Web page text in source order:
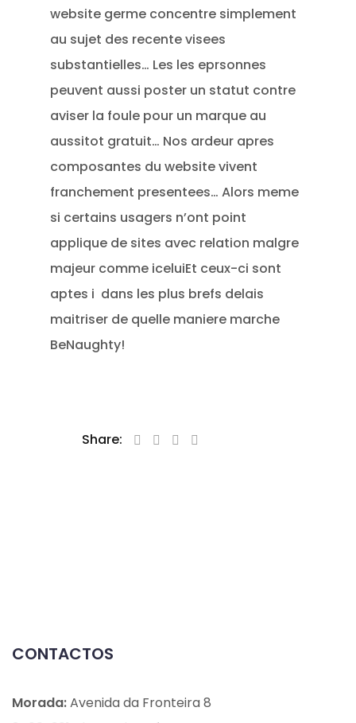
website germe concentre simplement
au sujet des recente visees
substantielles… Les les eprsonnes
peuvent aussi poster un statut contre
aviser la foule pour un marque au
aussitot gratuit… Nos ardeur apres
composantes du website vivent
franchement presentees… Alors meme
si certains usagers n’ont point
applique de sites avec relation malgre
majeur comme iceluiEt ceux-ci sont
aptes i dans les plus brefs delais
maitriser de quelle maniere marche
BeNaughty!
Share:
CONTACTOS
Morada:Avenida da Fronteira 8